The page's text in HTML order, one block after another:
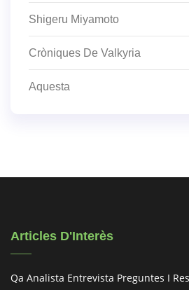
Shigeru Miyamoto
Cròniques De Valkyria
Aquesta
Articles D'Interès
Qa Analista Entrevista Preguntes I